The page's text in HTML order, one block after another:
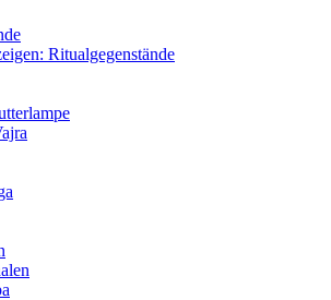
Ritualgegenstände